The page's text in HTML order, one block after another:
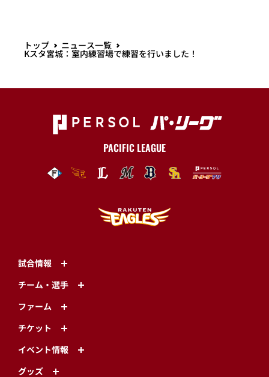
トップ ニュース一覧
Kスタ宮城：室内練習場で練習を行いました！
PACIFIC LEAGUE
試合情報
チーム・選手
ファーム
チケット
イベント情報
グッズ